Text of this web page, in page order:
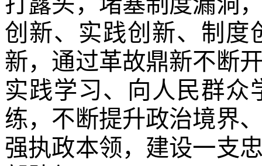
创新、实践创新、制度
新，通过革故鼎新不断
实践学习、向人民群众
练，不断提升政治境界
强执政本领，建设一支